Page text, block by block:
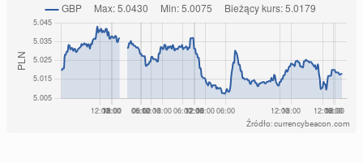
Źródło: currencybeacon.com